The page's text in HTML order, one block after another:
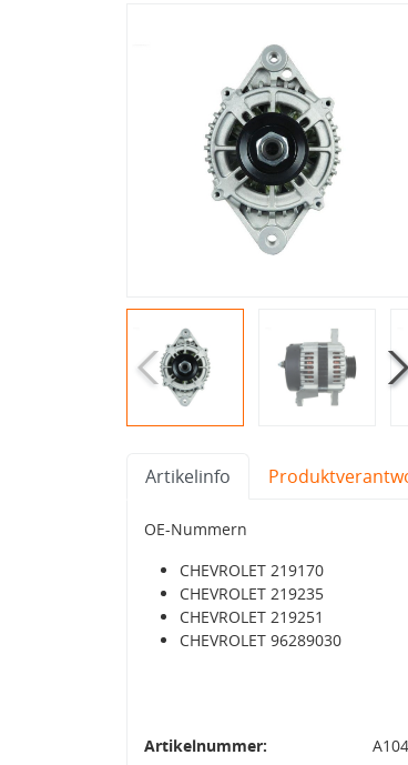
Artikelinfo
OE-Nummern
CHEVROLET 219170
CHEVROLET 219235
CHEVROLET 219251
CHEVROLET 96289030
Artikelnummer: